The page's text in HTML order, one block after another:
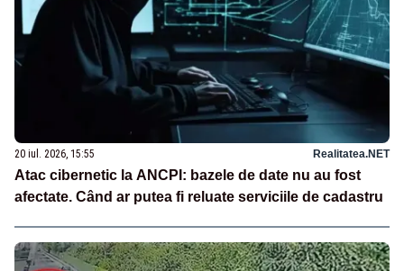
20 iul. 2026, 15:55 Realitatea.NET
Atac cibernetic la ANCPI: bazele de date nu au fost
afectate. Când ar putea fi reluate serviciile de cadastru